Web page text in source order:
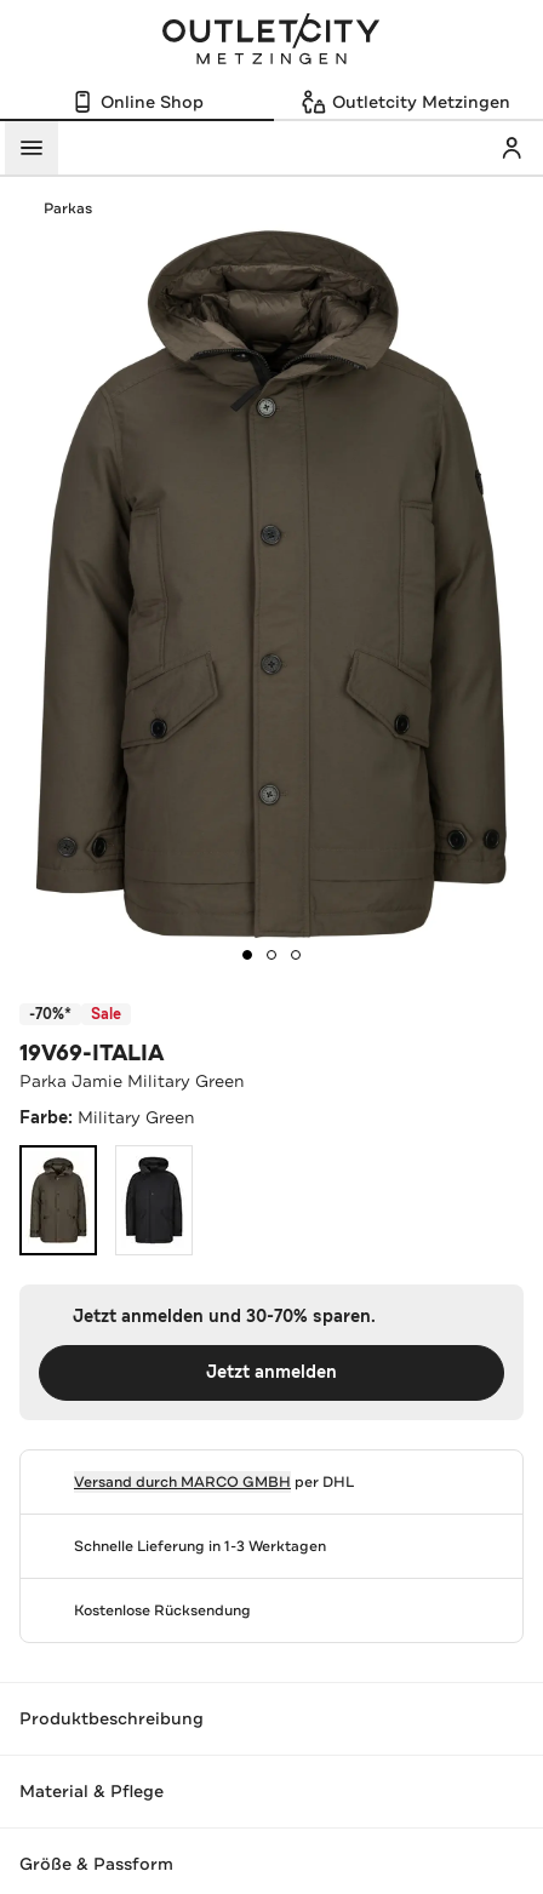
Online Shop Outletcity Metzingen
Menü
Parkas
-70%* Sale
19V69-ITALIA
Parka Jamie Military Green
Farbe: Military Green
Jetzt anmelden und 30-70% sparen.
Jetzt anmelden
Versand durch MARCO GMBH per DHL
Schnelle Lieferung in 1-3 Werktagen
Kostenlose Rücksendung
Produktbeschreibung
Material & Pflege
Größe & Passform